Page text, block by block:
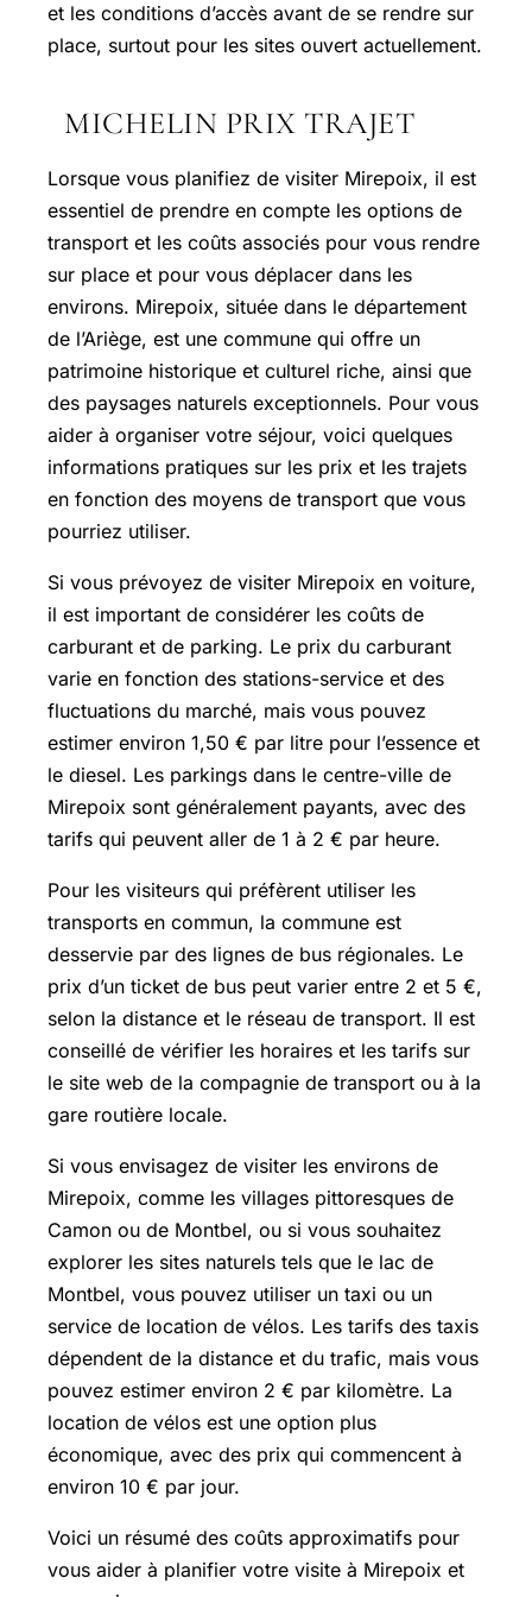
et les conditions d’accès avant de se rendre sur
place, surtout pour les sites ouvert actuellement.
MICHELIN PRIX TRAJET
Lorsque vous planifiez de visiter Mirepoix, il est
essentiel de prendre en compte les options de
transport et les coûts associés pour vous rendre
sur place et pour vous déplacer dans les
environs. Mirepoix, située dans le département
de l’Ariège, est une commune qui offre un
patrimoine historique et culturel riche, ainsi que
des paysages naturels exceptionnels. Pour vous
aider à organiser votre séjour, voici quelques
informations pratiques sur les prix et les trajets
en fonction des moyens de transport que vous
pourriez utiliser.
Si vous prévoyez de visiter Mirepoix en voiture,
il est important de considérer les coûts de
carburant et de parking. Le prix du carburant
varie en fonction des stations-service et des
fluctuations du marché, mais vous pouvez
estimer environ 1,50 € par litre pour l’essence et
le diesel. Les parkings dans le centre-ville de
Mirepoix sont généralement payants, avec des
tarifs qui peuvent aller de 1 à 2 € par heure.
Pour les visiteurs qui préfèrent utiliser les
transports en commun, la commune est
desservie par des lignes de bus régionales. Le
prix d’un ticket de bus peut varier entre 2 et 5 €,
selon la distance et le réseau de transport. Il est
conseillé de vérifier les horaires et les tarifs sur
le site web de la compagnie de transport ou à la
gare routière locale.
Si vous envisagez de visiter les environs de
Mirepoix, comme les villages pittoresques de
Camon ou de Montbel, ou si vous souhaitez
explorer les sites naturels tels que le lac de
Montbel, vous pouvez utiliser un taxi ou un
service de location de vélos. Les tarifs des taxis
dépendent de la distance et du trafic, mais vous
pouvez estimer environ 2 € par kilomètre. La
location de vélos est une option plus
économique, avec des prix qui commencent à
environ 10 € par jour.
Voici un résumé des coûts approximatifs pour
vous aider à planifier votre visite à Mirepoix et